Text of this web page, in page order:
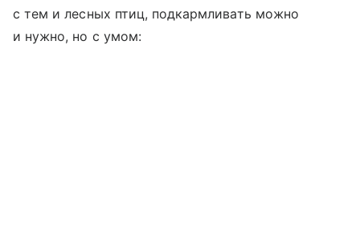
с тем и лесных птиц, подкармливать можно
и нужно, но с умом: